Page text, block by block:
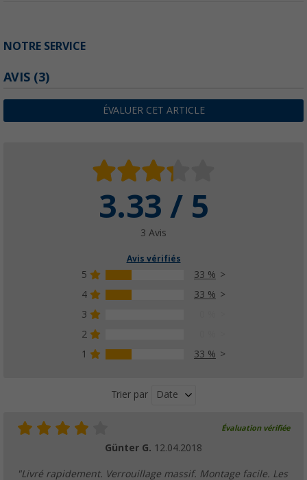
NOTRE SERVICE
AVIS (3)
ÉVALUER CET ARTICLE
3.33 / 5
3 Avis
Avis vérifiés
5
33 %
4
33 %
3
2
1
33 %
Trier par Date
Évaluation vérifiée
Günter G. 12.04.2018
"Livré rapidement. Verrouillage massif. Montage facile. Les